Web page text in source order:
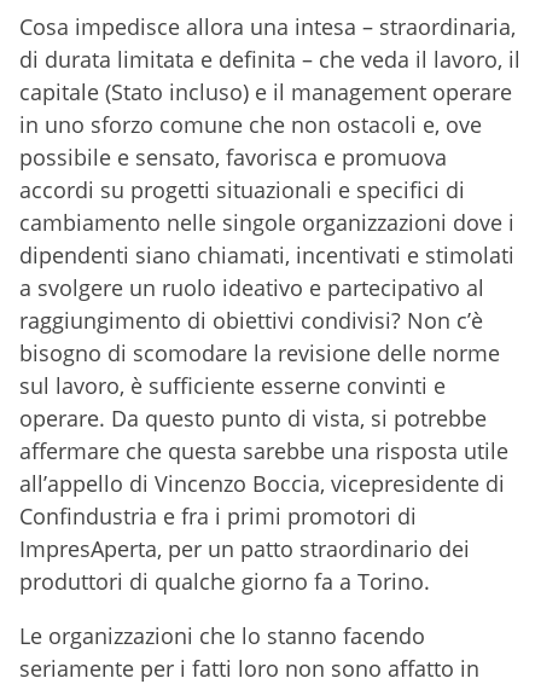
Cosa impedisce allora una intesa – straordinaria,
di durata limitata e definita – che veda il lavoro, il
capitale (Stato incluso) e il management operare
in uno sforzo comune che non ostacoli e, ove
possibile e sensato, favorisca e promuova
accordi su progetti situazionali e specifici di
cambiamento nelle singole organizzazioni dove i
dipendenti siano chiamati, incentivati e stimolati
a svolgere un ruolo ideativo e partecipativo al
raggiungimento di obiettivi condivisi? Non c’è
bisogno di scomodare la revisione delle norme
sul lavoro, è sufficiente esserne convinti e
operare. Da questo punto di vista, si potrebbe
affermare che questa sarebbe una risposta utile
all’appello di Vincenzo Boccia, vicepresidente di
Confindustria e fra i primi promotori di
ImpresAperta, per un patto straordinario dei
produttori di qualche giorno fa a Torino.
Le organizzazioni che lo stanno facendo
seriamente per i fatti loro non sono affatto in